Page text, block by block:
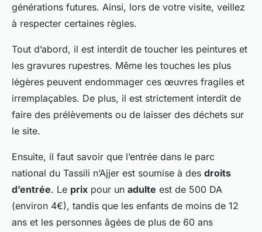
générations futures. Ainsi, lors de votre visite, veillez
à respecter certaines règles.
Tout d’abord, il est interdit de toucher les peintures et
les gravures rupestres. Même les touches les plus
légères peuvent endommager ces œuvres fragiles et
irremplaçables. De plus, il est strictement interdit de
faire des prélèvements ou de laisser des déchets sur
le site.
Ensuite, il faut savoir que l’entrée dans le parc
national du Tassili n’Ajjer est soumise à des droits
d’entrée. Le prix pour un adulte est de 500 DA
(environ 4€), tandis que les enfants de moins de 12
ans et les personnes âgées de plus de 60 ans